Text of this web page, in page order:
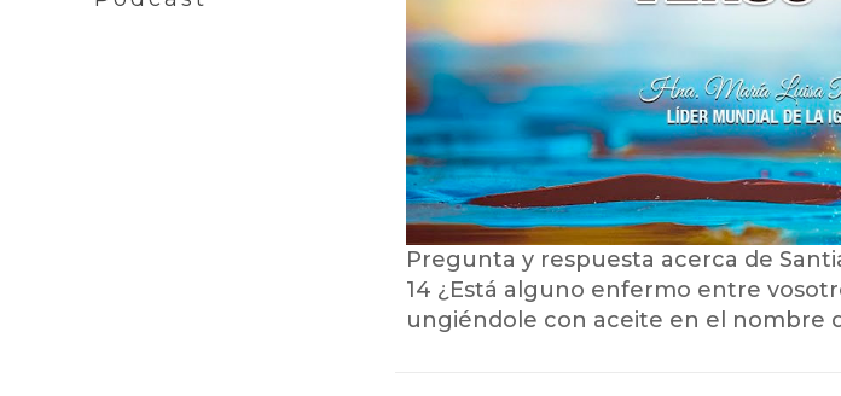
Pregunta y respuesta acerca de
14 ¿Está alguno enfermo entre
ungiéndole con aceite en el nombre